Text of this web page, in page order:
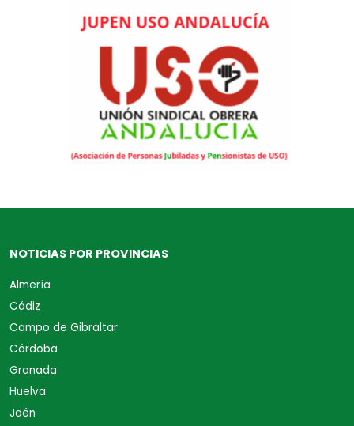
NOTICIAS POR PROVINCIAS
Almería
Cádiz
Campo de Gibraltar
Córdoba
Granada
Huelva
Jaén